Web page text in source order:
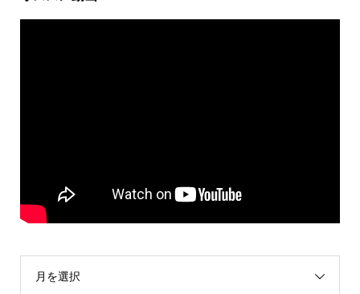
月を選択